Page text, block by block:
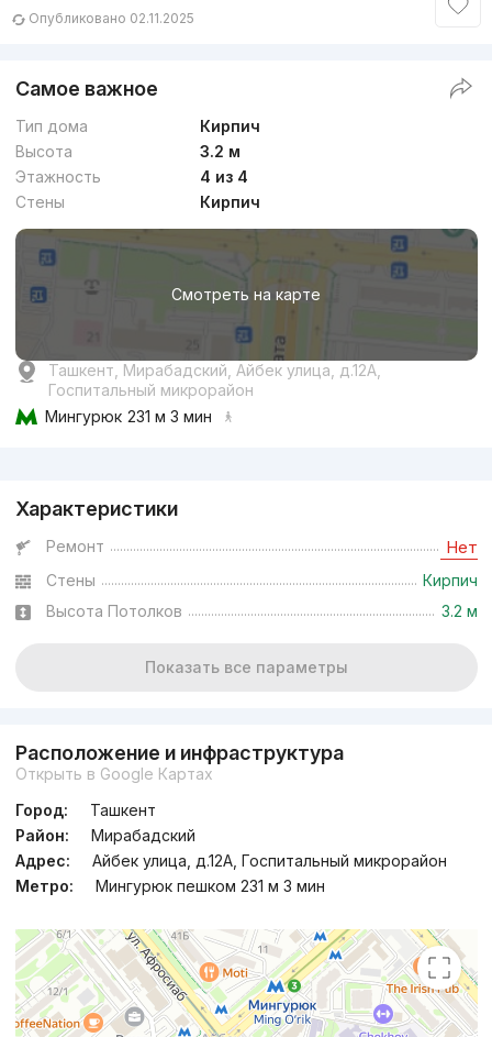
Опубликовано 02.11.2025
Самое важное
Тип дома
Кирпич
Высота
3.2 м
Этажность
4 из 4
Стены
Кирпич
Смотреть на карте
Ташкент, Мирабадский, Айбек улица, д.12A,
Госпитальный микрорайон
Мингурюк 231 м 3 мин
Характеристики
Ремонт Нет
Стены
Кирпич
Высота Потолков
3.2 м
Показать все параметры
Расположение и инфраструктура
Открыть в Google Картах
Город:
Ташкент
Район:
Мирабадский
Адрес:
Айбек улица, д.12A, Госпитальный микрорайон
Метро:
Мингурюк пешком 231 м 3 мин